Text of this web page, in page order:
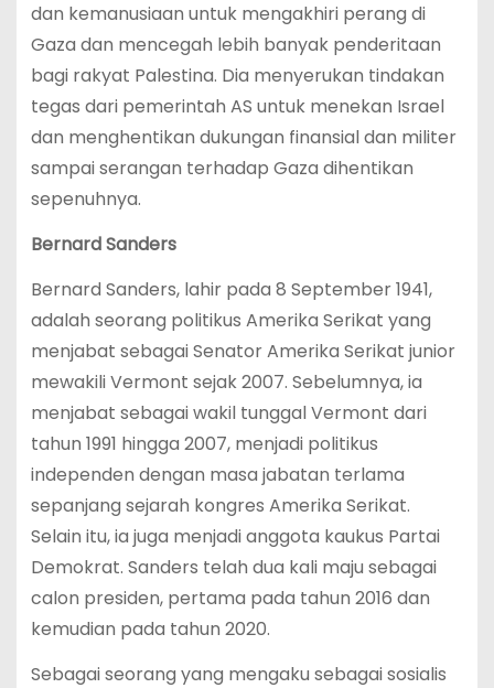
dan kemanusiaan untuk mengakhiri perang di
Gaza dan mencegah lebih banyak penderitaan
bagi rakyat Palestina. Dia menyerukan tindakan
tegas dari pemerintah AS untuk menekan Israel
dan menghentikan dukungan finansial dan militer
sampai serangan terhadap Gaza dihentikan
sepenuhnya.
Bernard Sanders
Bernard Sanders, lahir pada 8 September 1941,
adalah seorang politikus Amerika Serikat yang
menjabat sebagai Senator Amerika Serikat junior
mewakili Vermont sejak 2007. Sebelumnya, ia
menjabat sebagai wakil tunggal Vermont dari
tahun 1991 hingga 2007, menjadi politikus
independen dengan masa jabatan terlama
sepanjang sejarah kongres Amerika Serikat.
Selain itu, ia juga menjadi anggota kaukus Partai
Demokrat. Sanders telah dua kali maju sebagai
calon presiden, pertama pada tahun 2016 dan
kemudian pada tahun 2020.
Sebagai seorang yang mengaku sebagai sosialis